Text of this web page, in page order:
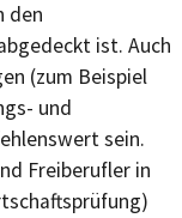
den
ist. Auch
(zum Beispiel
und
sein.
Freiberufler in